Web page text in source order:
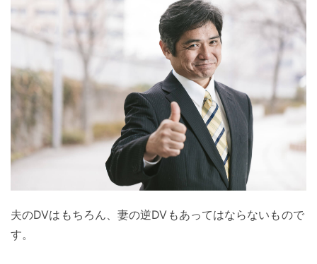
夫のDVはもちろん、妻の逆DVもあってはならないもので
す。